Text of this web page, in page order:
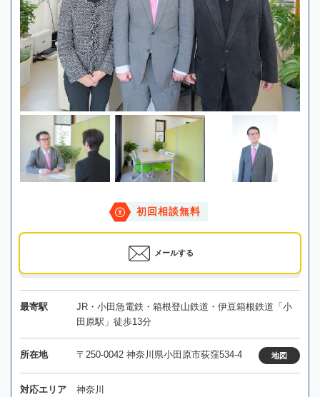
初回相談無料
メールする
最寄駅
JR・小田急電鉄・箱根登山鉄道・伊豆箱根鉄道「小
田原駅」徒歩13分
所在地 〒250-0042 神奈川県小田原市荻窪534-4 地図
対応エリア 神奈川